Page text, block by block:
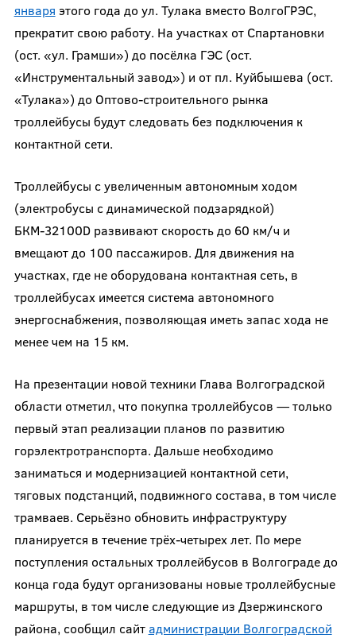
января этого года до ул. Тулака вместо ВолгоГРЭС,
прекратит свою работу. На участках от Спартановки
(ост. «ул. Грамши») до посёлка ГЭС (ост.
«Инструментальный завод») и от пл. Куйбышева (ост.
«Тулака») до Оптово-строительного рынка
троллейбусы будут следовать без подключения к
контактной сети.
Троллейбусы с увеличенным автономным ходом
(электробусы с динамической подзарядкой)
БКМ-32100D развивают скорость до 60 км/ч и
вмещают до 100 пассажиров. Для движения на
участках, где не оборудована контактная сеть, в
троллейбусах имеется система автономного
энергоснабжения, позволяющая иметь запас хода не
менее чем на 15 км.
На презентации новой техники Глава Волгоградской
области отметил, что покупка троллейбусов — только
первый этап реализации планов по развитию
горэлектротранспорта. Дальше необходимо
заниматься и модернизацией контактной сети,
тяговых подстанций, подвижного состава, в том числе
трамваев. Серьёзно обновить инфраструктуру
планируется в течение трёх-четырех лет. По мере
поступления остальных троллейбусов в Волгограде до
конца года будут организованы новые троллейбусные
маршруты, в том числе следующие из Дзержинского
района, сообщил сайтадминистрации Волгоградской